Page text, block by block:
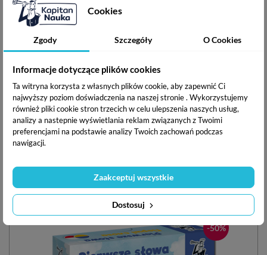
Montessori. Karty Sensoryczne. Przyroda
Data wydania:listopad 2022
Autor: Katarzyna Dołhun
Producent:EDGARD PUBLISHING sp. z o.o., ul. Belgijska
11/6, 02-511 Warszawa. Tel. +48 22 853-11-38, e-mail:
sklep@edgard.com.pl
Podziel się ze znajomymi
Inne w serii
-50%
Cookies
Zgody Szczegóły O Cookies
Informacje dotyczące plików cookies
Ta witryna korzysta z własnych plików cookie, aby zapewnić Ci
najwyższy poziom doświadczenia na naszej stronie . Wykorzystujemy
również pliki cookie stron trzecich w celu ulepszenia naszych usług,
analizy a nastepnie wyświetlania reklam związanych z Twoimi
preferencjami na podstawie analizy Twoich zachowań podczas
nawigacji.
Dostosuj
Zaakceptuj wszystkie